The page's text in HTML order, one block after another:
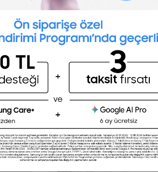
bir CV hazırlayıp PDF
indirmek ister misin?
hazırla.
CV örnekleri arasından birini seç
düşünme! Burada birçok hazır